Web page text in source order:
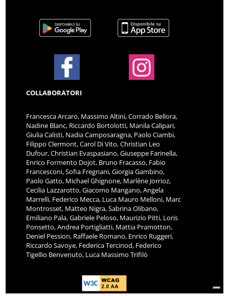
COLLABORATORI
Francesca Arcaro, Massimo Altini, Corrado Bellora,
Nadine Blanc, Riccardo Bortolotti, Manila Calipari,
Giulia Calisti, Nadia Camposaragna, Paolo Ciambi,
Filippo Clermont, Carol Di Vito, Christian Leo
Dufour, Christian Evaspasiano, Giuseppe Farinella,
Enrico Formento Dojot, Bruno Fracasso, Fabio
Francesconi, Sofia Fregnani, Giorgia Gambino,
Paolo Gatto, Michael Ghignone, Marlène Jorrioz,
Cecilia Lazzarotto, Giacomo Mangano, Angela
Marrelli, Federico Mecca, Luca Mauro Melloni, Marc
Montrosset, Matteo Nigra, Sabrina Olibano,
Emiliano Pala, Gabriele Peloso, Maurizio Pitti, Loris
Ponsetto, Andrea Portigliatti, Mattia Pramotton,
Deniel Pession, Raffaele Romano, Enrico Ruggeri,
Riccardo Savoye, Federica Tercinod, Federico
Tigellio Benvenuto, Luca Massimo Trifilò